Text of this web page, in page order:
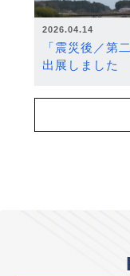
2026.04.14
「震災後／第
出展しました